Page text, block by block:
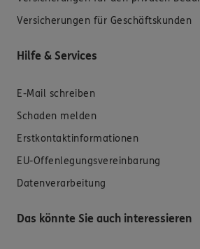
Versicherungen für Geschäftskunden
Hilfe & Services
E-Mail schreiben
Schaden melden
Erstkontaktinformationen
EU-Offenlegungsvereinbarung
Datenverarbeitung
Das könnte Sie auch interessieren